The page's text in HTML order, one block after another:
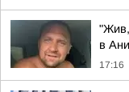
"Жив,
в
17:16